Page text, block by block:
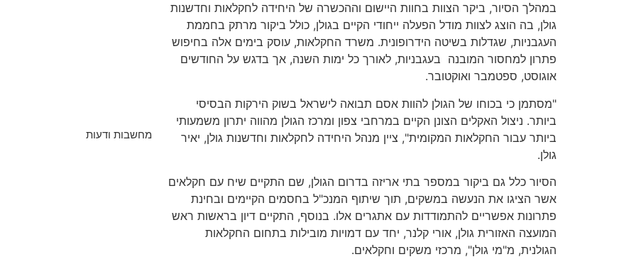
במהלך הסיור, ביקר הצוות בחוות היישום וההכשרה של היחידה לחקלאות וחדשנות
גולן, בה הוצג לצוות מודל הפעלה ייחודי הקיים בגולן, כולל ביקור מרתק בחממת
העגבניות, שגדלות בשיטה הידרופונית. משרד החקלאות, עוסק בימים אלה בחיפוש
פתרון למחסור המובנה בעגבניות, לאורך כל ימות השנה, אך בדגש על החודשים
אוגוסט, ספטמבר ואוקטובר.
"מסתמן כי בכוחו של הגולן להוות אסם תבואה לישראל בשוק הירקות הבסיסי
ביותר. ניצול האקלים הצונן הקיים במרחבי צפון ומרכז הגולן מהווה יתרון משמעותי
ביותר עבור החקלאות המקומית", ציין מנהל היחידה לחקלאות וחדשנות גולן, יאיר
גולן.
הסיור כלל גם ביקור במספר בתי אריזה בדרום הגולן, שם התקיים שיח עם חקלאים
אשר הציגו את הנעשה במשקים, תוך שיתוף המנכ"ל בחסמים הקיימים ובחינת
פתרונות אפשריים להתמודדות עם אתגרים אלו. בנוסף, התקיים דיון בראשות ראש
המועצה האזורית גולן, אורי קלנר, יחד עם דמויות מובילות בתחום החקלאות
הגולנית, מ"מי גולן", מרכזי משקים וחקלאים.
מחשבות ודעות